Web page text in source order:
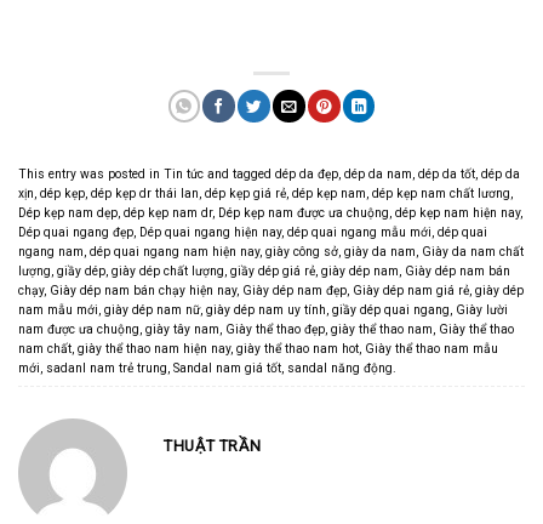
This entry was posted in Tin tức and tagged dép da đẹp, dép da nam, dép da tốt, dép da
xịn, dép kẹp, dép kẹp dr thái lan, dép kẹp giá rẻ, dép kẹp nam, dép kẹp nam chất lương,
Dép kẹp nam dẹp, dép kẹp nam dr, Dép kẹp nam được ưa chuộng, dép kẹp nam hiện nay,
Dép quai ngang đẹp, Dép quai ngang hiện nay, dép quai ngang mẫu mới, dép quai
ngang nam, dép quai ngang nam hiện nay, giày công sở, giày da nam, Giày da nam chất
lượng, giầy dép, giày dép chất lượng, giầy dép giá rẻ, giày dép nam, Giày dép nam bán
chạy, Giày dép nam bán chạy hiện nay, Giày dép nam đẹp, Giày dép nam giá rẻ, giày dép
nam mẫu mới, giày dép nam nữ, giày dép nam uy tính, giầy dép quai ngang, Giày lười
nam được ưa chuộng, giày tây nam, Giày thể thao đẹp, giày thể thao nam, Giày thể thao
nam chất, giày thể thao nam hiện nay, giày thể thao nam hot, Giày thể thao nam mẫu
mới, sadanl nam trẻ trung, Sandal nam giá tốt, sandal năng động.
THUẬT TRẦN